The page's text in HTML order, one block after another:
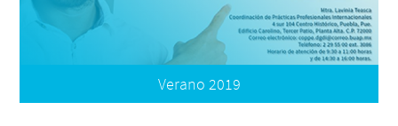
Términos de Participación
Formatos
Registro
Verano 2019